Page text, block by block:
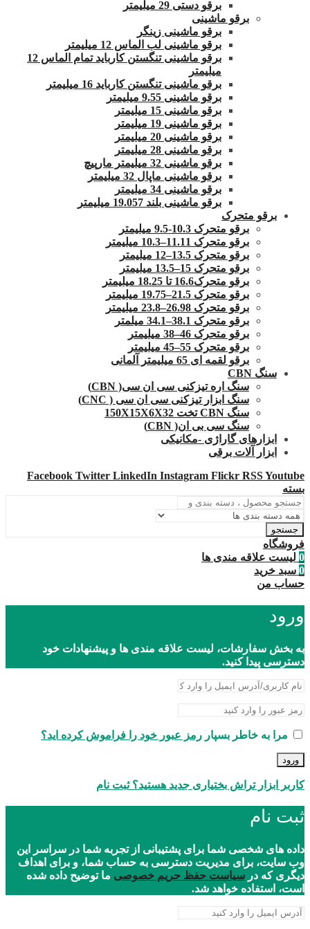
برقو دستی 29 میلیمتر
برقو ماشینی
برقو ماشینی زینگر
برقو ماشینی لب الماس 12 میلیمتر
برقو ماشینی تنگستن کارباید تمام الماس 12
میلیمتر
برقو ماشینی تنگستن کارباید 16 میلیمتر
برقو ماشینی 9.55 میلیمتر
برقو ماشینی 15 میلیمتر
برقو ماشینی 19 میلیمتر
برقو ماشینی 20 میلیمتر
برقو ماشینی 28 میلیمتر
برقو ماشینی 32 میلیمتر مارپیچ
برقو ماشینی ماپال 32 میلیمتر
برقو ماشینی 34 میلیمتر
برقو ماشینی بلند 19.057 میلیمتر
برقو متحرک
برقو متحرک 10.3-9.5 میلیمتر
برقو متحرک 11.11–10.3 میلیمتر
برقو متحرک 13.5–12 میلیمتر
برقو متحرک 15–13.5 میلیمتر
برقو متحرک16.6 تا 18.25 میلیمتر
برقو متحرک 21.5–19.75 میلیمتر
برقو متحرک 26.98–23.8 میلیمتر
برقو متحرک 38.1–34.1 میلمتر
برقو متحرک 46–38 میلیمتر
برقو متحرک 55–45 میلیمتر
برقو لقمه ای 65 میلیمتر آلمانی
سنگ CBN
سنگ اره تیزکنی سی ان سی( CBN)
سنگ ابزار تیزکنی سی ان سی ( CNC)
سنگ CBN تخت 150X15X6X32
سنگ سی بی ان( CBN)
ابزارهای گاراژی -مکانیکی
ابزار آلات برقی
Facebook Twitter LinkedIn Instagram Flickr RSSYoutube
بسته
جستجو
فروشگاه
0 لیست علاقه مندی ها
0 سبد خرید
حساب من
ورود
به بخش سفارشات، لیست علاقه مندی ها و پیشنهادات خود
دسترسی پیدا کنید.
مرا به خاطر بسپار رمز عبور خود را فراموش کرده اید؟
ورود
کاربر ابزار تراش بختیاری جدید هستید؟ ثبت نام
ثبت نام
داده های شخصی شما برای پشتیبانی از تجربه شما در سراسر این
وب سایت، برای مدیریت دسترسی به حساب شما، و برای اهداف
دیگری که در سیاست حفظ حریم خصوصی ما توضیح داده شده
است، استفاده خواهد شد.